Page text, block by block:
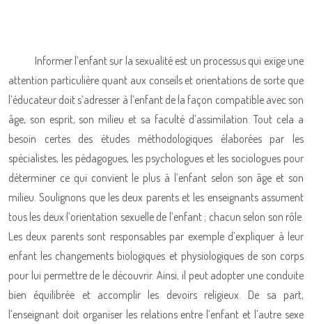
Informer l’enfant sur la sexualité est un processus qui exige une
attention particulière quant aux conseils et orientations de sorte que
l’éducateur doit s’adresser à l’enfant de la façon compatible avec son
âge, son esprit, son milieu et sa faculté d’assimilation. Tout cela a
besoin certes des études méthodologiques élaborées par les
spécialistes, les pédagogues, les psychologues et les sociologues pour
déterminer ce qui convient le plus à l’enfant selon son âge et son
milieu. Soulignons que les deux parents et les enseignants assument
tous les deux l’orientation sexuelle de l’enfant ; chacun selon son rôle.
Les deux parents sont responsables par exemple d’expliquer à leur
enfant les changements biologiques et physiologiques de son corps
pour lui permettre de le découvrir. Ainsi, il peut adopter une conduite
bien équilibrée et accomplir les devoirs religieux. De sa part,
l’enseignant doit organiser les relations entre l’enfant et l’autre sexe